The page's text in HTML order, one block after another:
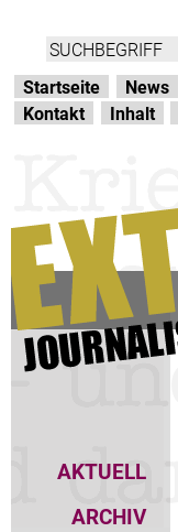
Startseite News
Kontakt
Inhalt
AKTUELL
ARCHIV